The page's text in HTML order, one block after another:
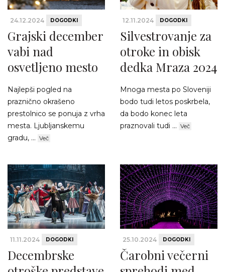
24.12.2024 DOGODKI
Grajski december
vabi nad
osvetljeno mesto
Najlepši pogled na
praznično okrašeno
prestolnico se ponuja z vrha
mesta. Ljubljanskemu
gradu, ... Več
12.11.2024 DOGODKI
Silvestrovanje za
otroke in obisk
dedka Mraza 2024
Mnoga mesta po Sloveniji
bodo tudi letos poskrbela,
da bodo konec leta
praznovali tudi ... Več
11.11.2024 DOGODKI
Decembrske
25.10.2024 DOGODKI
Čarobni večerni